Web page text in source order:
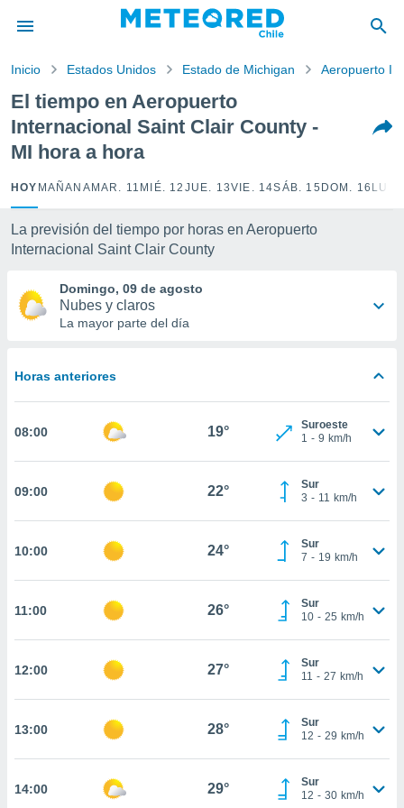
por
para
la
que se
calidad.
a este
las
y
digital
basada
seguir
la
nuestros
en
CONFIGURACIÓN
Inicio Estados Unidos Estado de Michigan Aeropuerto
El tiempo en Aeropuerto
Internacional Saint Clair County -
MI hora a hora
HOY MAÑANA MAR. 11 MIÉ. 12 JUE. 13VIE. 14SÁB. 15 DOM. 16
La previsión del tiempo por horas en Aeropuerto
Internacional Saint Clair County
Domingo, 09 de agosto
Nubes y claros
La mayor parte del día
Horas anteriores
08:00 19°
Suroeste
1 - 9 km/h
09:00 22°
Sur
3 - 11 km/h
10:00 24°
Sur
7 - 19 km/h
11:00 26°
Sur
10 - 25 km/h
12:00 27°
Sur
11 - 27 km/h
13:00 28°
Sur
12 - 29 km/h
14:00 29°
Sur
12 - 30 km/h